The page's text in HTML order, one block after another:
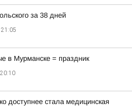
за 38 дней
21:05
в Мурманске = праздник
доступнее стала медицинская